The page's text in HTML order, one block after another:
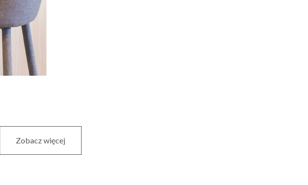
Zobacz więcej